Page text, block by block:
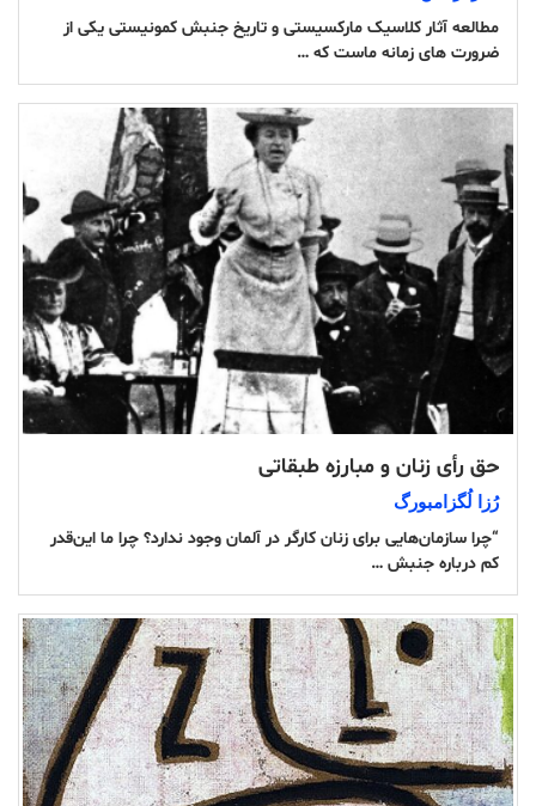
مطالعه آثار کلاسیک مارکسیستی و تاریخ جنبش کمونیستی یکی از
ضرورت های زمانه ماست که …
حق رأی زنان و مبارزه طبقاتی
رُزا لُگزامبورگ
“چرا سازمان‌هایی برای زنان کارگر در آلمان وجود ندارد؟ چرا ما این‌قدر
کم درباره جنبش …